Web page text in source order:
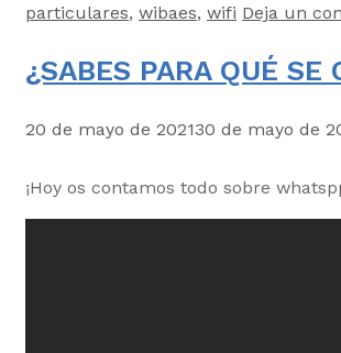
particulares, wibaes, wifi Deja un
¿SABES PARA QUÉ
20 de mayo de 202130 de mayo de
¡Hoy os contamos todo sobre